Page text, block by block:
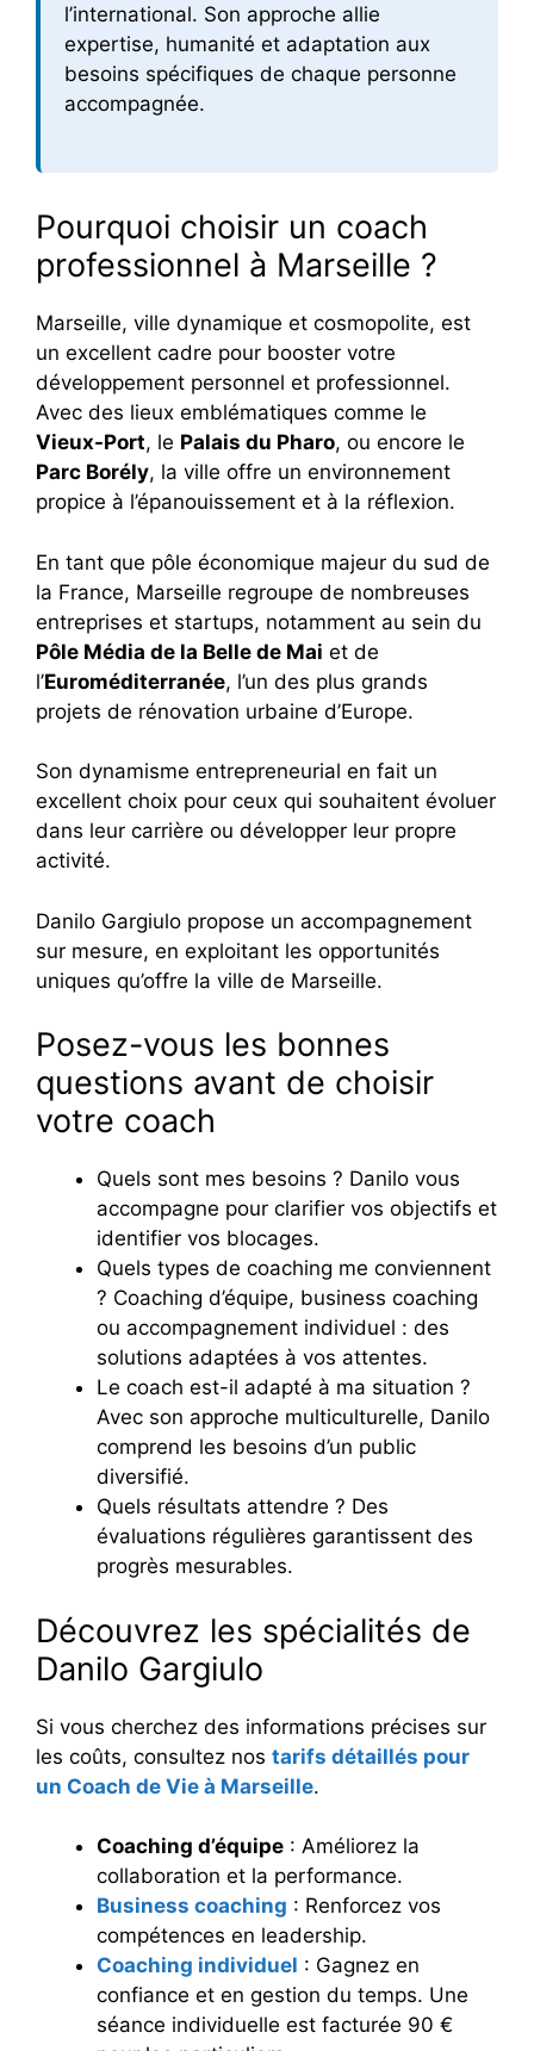
l’international. Son approche allie
expertise, humanité et adaptation aux
besoins spécifiques de chaque personne
accompagnée.
Pourquoi choisir un coach
professionnel à Marseille ?
Marseille, ville dynamique et cosmopolite, est
un excellent cadre pour booster votre
développement personnel et professionnel.
Avec des lieux emblématiques comme le
Vieux-Port, le Palais du Pharo, ou encore le
Parc Borély, la ville offre un environnement
propice à l’épanouissement et à la réflexion.
En tant que pôle économique majeur du sud de
la France, Marseille regroupe de nombreuses
entreprises et startups, notamment au sein du
Pôle Média de la Belle de Mai et de
l’Euroméditerranée, l’un des plus grands
projets de rénovation urbaine d’Europe.
Son dynamisme entrepreneurial en fait un
excellent choix pour ceux qui souhaitent évoluer
dans leur carrière ou développer leur propre
activité.
Danilo Gargiulo propose un accompagnement
sur mesure, en exploitant les opportunités
uniques qu’offre la ville de Marseille.
Posez-vous les bonnes
questions avant de choisir
votre coach
Quels sont mes besoins ? Danilo vous
accompagne pour clarifier vos objectifs et
identifier vos blocages.
Quels types de coaching me conviennent
? Coaching d’équipe, business coaching
ou accompagnement individuel : des
solutions adaptées à vos attentes.
Le coach est-il adapté à ma situation ?
Avec son approche multiculturelle, Danilo
comprend les besoins d’un public
diversifié.
Quels résultats attendre ? Des
évaluations régulières garantissent des
progrès mesurables.
Découvrez les spécialités de
Danilo Gargiulo
Si vous cherchez des informations précises sur
les coûts, consultez nos tarifs détaillés pour
un Coach de Vie à Marseille.
Coaching d’équipe : Améliorez la
collaboration et la performance.
Business coaching : Renforcez vos
compétences en leadership.
Coaching individuel : Gagnez en
confiance et en gestion du temps. Une
séance individuelle est facturée 90 €